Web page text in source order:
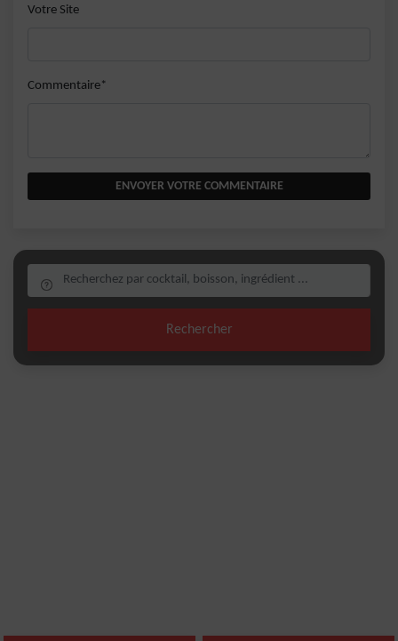
Votre Site
Commentaire*
ENVOYER VOTRE COMMENTAIRE
Rechercher